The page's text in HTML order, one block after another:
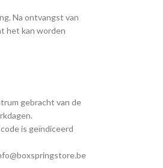
Na ontvangst van
het kan worden
gebracht van de
is geïndiceerd